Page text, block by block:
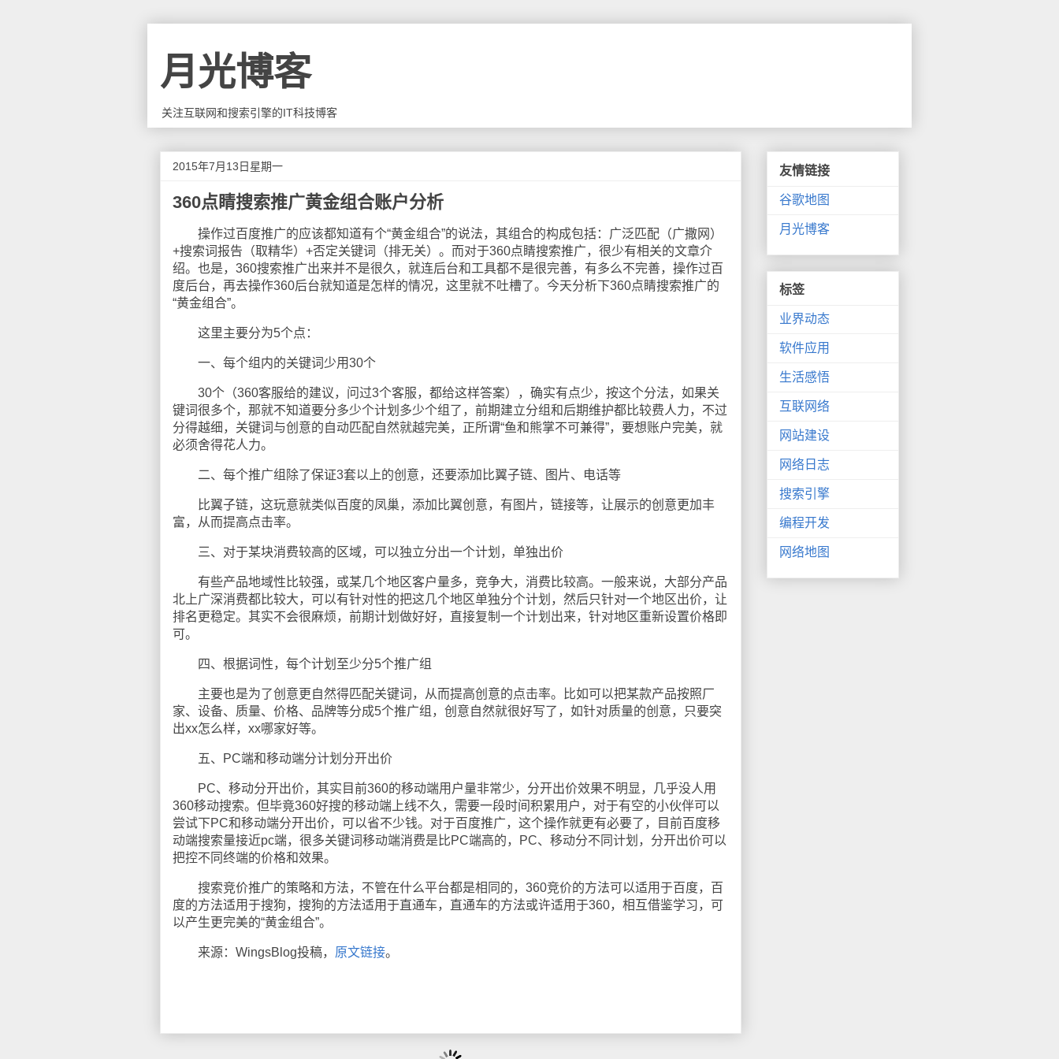
月光博客
关注互联网和搜索引擎的IT科技博客
2015年7月13日星期一
360点睛搜索推广黄金组合账户分析
操作过百度推广的应该都知道有个“黄金组合”的说法，其组合的构成包括：广泛匹配（广撒网）
+搜索词报告（取精华）+否定关键词（排无关）。而对于360点睛搜索推广，很少有相关的文章介
绍。也是，360搜索推广出来并不是很久，就连后台和工具都不是很完善，有多么不完善，操作过百
度后台，再去操作360后台就知道是怎样的情况，这里就不吐槽了。今天分析下360点睛搜索推广的
“黄金组合”。
这里主要分为5个点：
一、每个组内的关键词少用30个
30个（360客服给的建议，问过3个客服，都给这样答案），确实有点少，按这个分法，如果关
键词很多个，那就不知道要分多少个计划多少个组了，前期建立分组和后期维护都比较费人力，不过
分得越细，关键词与创意的自动匹配自然就越完美，正所谓“鱼和熊掌不可兼得”，要想账户完美，就
必须舍得花人力。
二、每个推广组除了保证3套以上的创意，还要添加比翼子链、图片、电话等
比翼子链，这玩意就类似百度的凤巢，添加比翼创意，有图片，链接等，让展示的创意更加丰
富，从而提高点击率。
三、对于某块消费较高的区域，可以独立分出一个计划，单独出价
有些产品地域性比较强，或某几个地区客户量多，竞争大，消费比较高。一般来说，大部分产品
北上广深消费都比较大，可以有针对性的把这几个地区单独分个计划，然后只针对一个地区出价，让
排名更稳定。其实不会很麻烦，前期计划做好好，直接复制一个计划出来，针对地区重新设置价格即
可。
四、根据词性，每个计划至少分5个推广组
主要也是为了创意更自然得匹配关键词，从而提高创意的点击率。比如可以把某款产品按照厂
家、设备、质量、价格、品牌等分成5个推广组，创意自然就很好写了，如针对质量的创意，只要突
出xx怎么样，xx哪家好等。
五、PC端和移动端分计划分开出价
PC、移动分开出价，其实目前360的移动端用户量非常少，分开出价效果不明显，几乎没人用
360移动搜索。但毕竟360好搜的移动端上线不久，需要一段时间积累用户，对于有空的小伙伴可以
尝试下PC和移动端分开出价，可以省不少钱。对于百度推广，这个操作就更有必要了，目前百度移
动端搜索量接近pc端，很多关键词移动端消费是比PC端高的，PC、移动分不同计划，分开出价可以
把控不同终端的价格和效果。
搜索竞价推广的策略和方法，不管在什么平台都是相同的，360竞价的方法可以适用于百度，百
度的方法适用于搜狗，搜狗的方法适用于直通车，直通车的方法或许适用于360，相互借鉴学习，可
以产生更完美的“黄金组合”。
来源：WingsBlog投稿， 原文链接。
友情链接
谷歌地图
月光博客
标签
业界动态
软件应用
生活感悟
互联网络
网站建设
网络日志
搜索引擎
编程开发
网络地图